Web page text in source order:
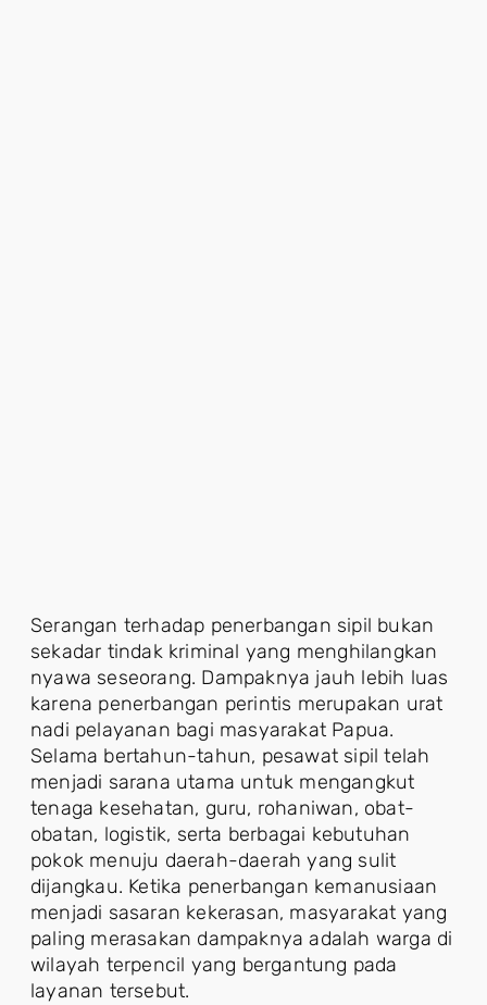
Serangan terhadap penerbangan sipil bukan
sekadar tindak kriminal yang menghilangkan
nyawa seseorang. Dampaknya jauh lebih luas
karena penerbangan perintis merupakan urat
nadi pelayanan bagi masyarakat Papua.
Selama bertahun-tahun, pesawat sipil telah
menjadi sarana utama untuk mengangkut
tenaga kesehatan, guru, rohaniwan, obat-
obatan, logistik, serta berbagai kebutuhan
pokok menuju daerah-daerah yang sulit
dijangkau. Ketika penerbangan kemanusiaan
menjadi sasaran kekerasan, masyarakat yang
paling merasakan dampaknya adalah warga di
wilayah terpencil yang bergantung pada
layanan tersebut.